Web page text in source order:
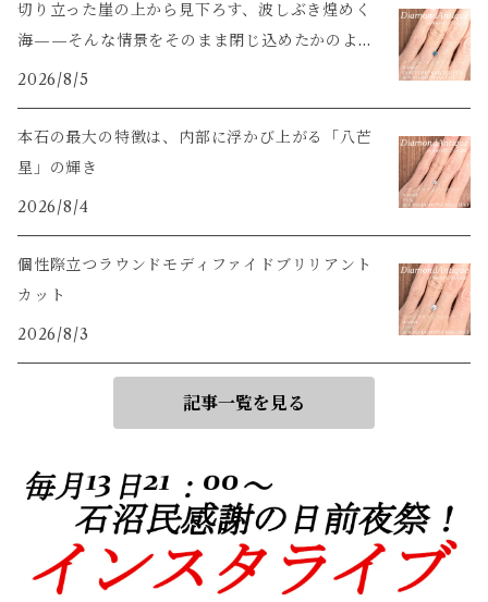
切り立った崖の上から見下ろす、波しぶき煌めく
海——そんな情景をそのまま閉じ込めたかのよう
な輝き
2026/8/5
本石の最大の特徴は、内部に浮かび上がる「八芒
星」の輝き
2026/8/4
個性際立つラウンドモディファイドブリリアント
カット
2026/8/3
記事一覧を見る